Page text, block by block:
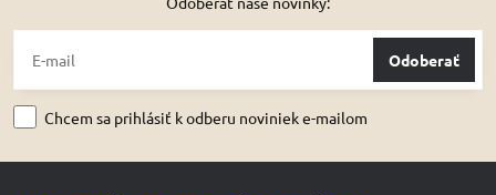
Odoberať
Chcem sa prihlásiť k odberu noviniek e-mailom